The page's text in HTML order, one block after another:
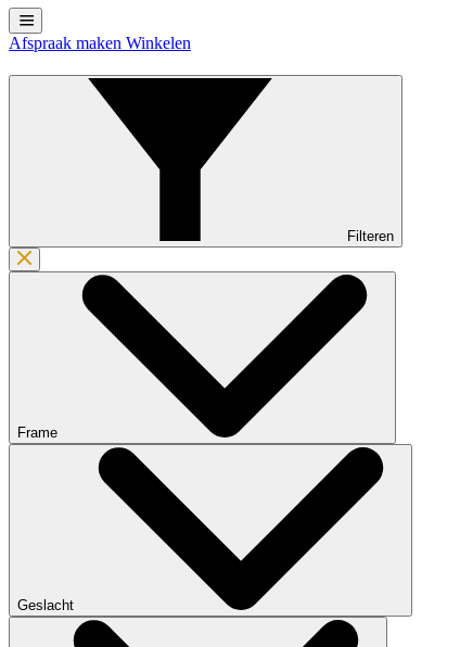
Afspraak maken Winkelen
Filteren
Frame
Geslacht